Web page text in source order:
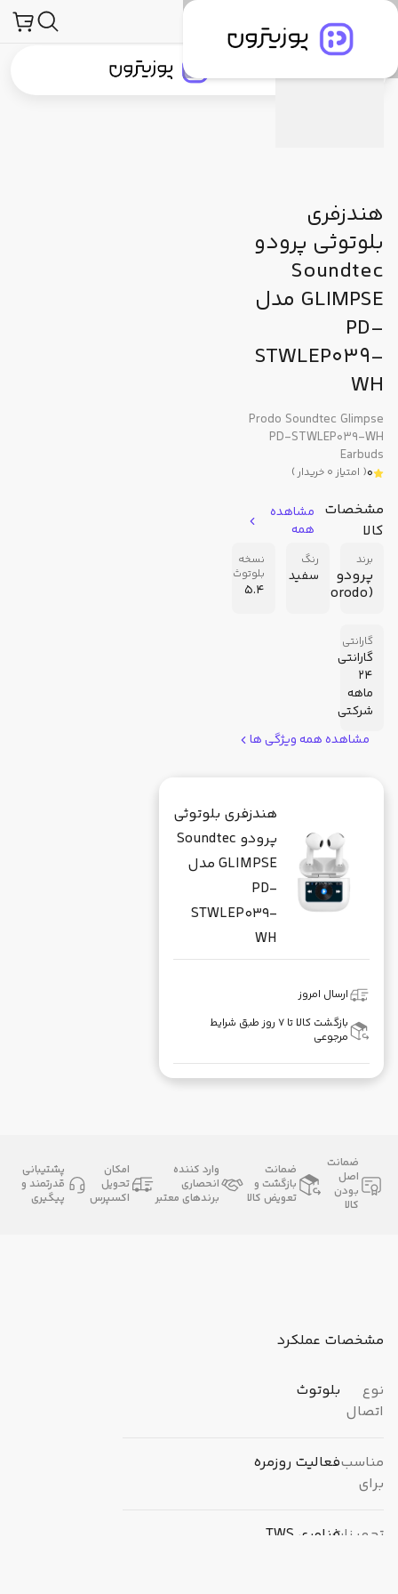
جستجو در
هندزفری هدفون، هدست و هندزفری
هندزفری
بلوتوثی پرودو
Soundtec
GLIMPSE مدل
PD-
STWLEP039-
WH
Prodo Soundtec Glimpse
PD-STWLEP039-WH
Earbuds
0
( امتیاز 0 خریدار)
مشخصات
کالا
مشاهده
همه
برند
پرودو
(Porodo)
رنگ
سفید
نسخه
بلوتوث
5.4
گارانتی
گارانتی
24
ماهه
شرکتی
مشاهده همه ویژگی ها
هندزفری بلوتوثی
پرودو Soundtec
GLIMPSE مدل
PD-
STWLEP039-
WH
ارسال امروز
بازگشت کالا تا ۷ روز طبق شرایط
مرجوعی
ضمانت
اصل
بودن
کالا
ضمانت
بازگشت و
تعویض کالا
وارد کننده
انحصاری
برندهای معتبر
امکان
تحویل
اکسپرس
پشتیبانی
قدرتمند و
پیگیری
مشخصات فنی
مشخصات عملکرد
نوع
اتصال
بلوتوث
مناسب
برای
فعالیت روزمره
تجهیزاتفناوری TWS